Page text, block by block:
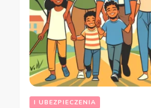
I UBEZPIECZENIA